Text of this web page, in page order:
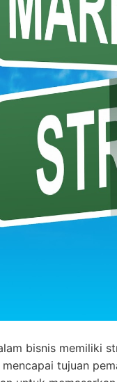
bisnis memiliki
tujuan